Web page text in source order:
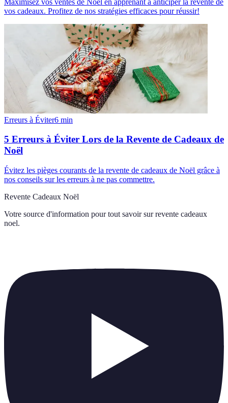
vos cadeaux. Profitez de nos stratégies efficaces pour réussir!
Erreurs à Éviter6 min
5 Erreurs à Éviter Lors de la Revente de Cadeaux de
Noël
Évitez les pièges courants de la revente de cadeaux de Noël grâce à
nos conseils sur les erreurs à ne pas commettre.
Revente Cadeaux Noël
Votre source d'information pour tout savoir sur revente cadeaux
noel.